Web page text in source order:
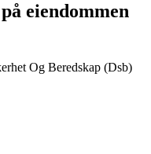
eiendommen
Og Beredskap (Dsb)